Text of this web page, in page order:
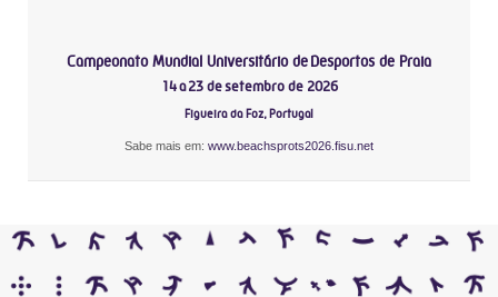
Campeonato Mundial Universitário de Desportos de Praia
14 a 23 de setembro de 2026
Figueira da Foz, Portugal
Sabe mais em: www.beachsprots2026.fisu.net